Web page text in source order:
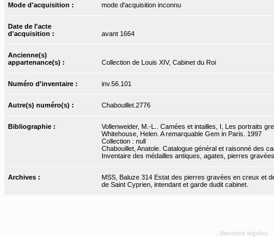
Mode d'acquisition : mode d'acquisition inconnu
Date de l'acte
d'acquisition :
avant 1664
Ancienne(s)
appartenance(s) :
Collection de Louis XIV, Cabinet du Roi
Numéro d'inventaire : inv.56.101
Autre(s) numéro(s) : Chabouillet.2776
Bibliographie :
Vollenweider, M.-L.. Camées et intailles, I, Les portraits
Whitehouse, Helen. A remarquable Gem in Paris. 1997
Collection : null
Chabouillet, Anatole. Catalogue général et raisonné des
Inventaire des médailles antiques, agates, pierres
Archives :
MSS, Baluze 314 Estat des pierres gravées en creux et
de Saint Cyprien, intendant et garde dudit cabinet.
Mentions légales